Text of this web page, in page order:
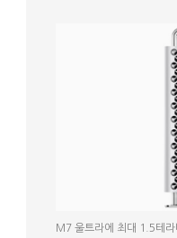
M7 울트라에 최대 1.5테